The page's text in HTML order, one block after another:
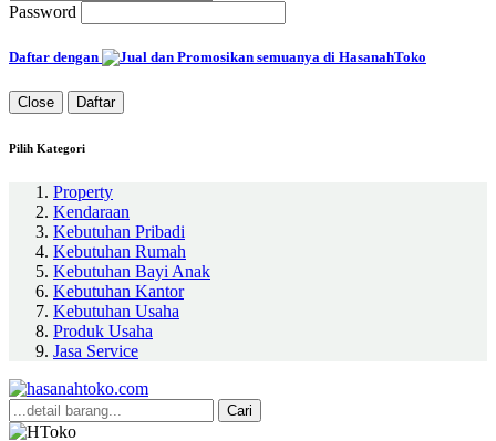
Password
Daftar dengan
Close Daftar
Pilih Kategori
Property
Kendaraan
Kebutuhan Pribadi
Kebutuhan Rumah
Kebutuhan Bayi Anak
Kebutuhan Kantor
Kebutuhan Usaha
Produk Usaha
Jasa Service
Cari